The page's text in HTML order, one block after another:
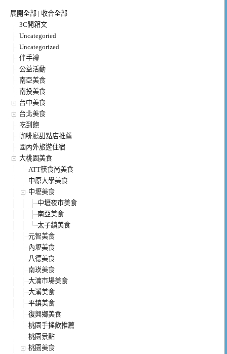
展開全部 | 收合全部
3C開箱文
Uncategoried
Uncategorized
伴手禮
公益活動
南亞美食
南投美食
台中美食
台北美食
吃到飽
咖啡廳甜點店推薦
國內外旅遊住宿
大桃園美食
ATT筷食尚美食
中原大學美食
中壢美食
中壢夜市美食
南亞美食
太子鎮美食
元智美食
內壢美食
八德美食
南崁美食
大湳市場美食
大溪美食
平鎮美食
復興鄉美食
桃園手搖飲推薦
桃園景點
桃園美食